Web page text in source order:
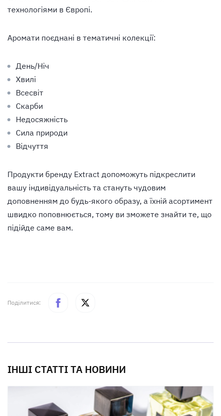
технологіями в Європі.
Аромати поєднані в тематичні колекції:
День/Ніч
Хвилі
Всесвіт
Скарби
Недосяжність
Сила природи
Відчуття
Продукти бренду Extract допоможуть підкреслити
вашу індивідуальність та стануть чудовим
доповненням до будь-якого образу, а їхній асортимент
швидко поповнюється, тому ви зможете знайти те, що
підійде саме вам.
Поділитися:
ІНШІ СТАТТІ ТА НОВИНИ